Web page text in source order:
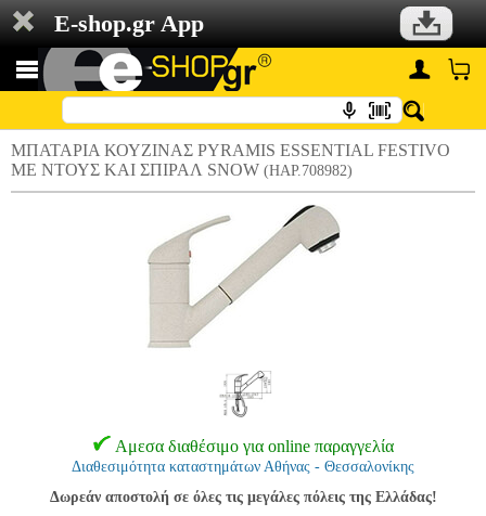
E-shop.gr App
ΜΠΑΤΑΡΙΑ ΚΟΥΖΙΝΑΣ PYRAMIS ESSENTIAL FESTIVO
ΜΕ ΝΤΟΥΣ ΚΑΙ ΣΠΙΡΑΛ SNOW (HAP.708982)
Αμεσα διαθέσιμο για online παραγγελία
Διαθεσιμότητα καταστημάτων Αθήνας - Θεσσαλονίκης
Δωρεάν αποστολή σε όλες τις μεγάλες πόλεις της Ελλάδας!